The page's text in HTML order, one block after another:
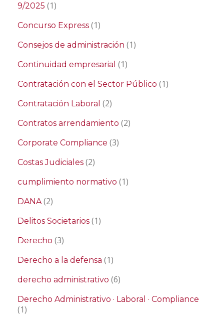
9/2025 (1)
Concurso Express (1)
Consejos de administración (1)
Continuidad empresarial (1)
Contratación con el Sector Público (1)
Contratación Laboral (2)
Contratos arrendamiento (2)
Corporate Compliance (3)
Costas Judiciales (2)
cumplimiento normativo (1)
DANA(2)
Delitos Societarios (1)
Derecho (3)
Derecho a la defensa (1)
derecho administrativo (6)
Derecho Administrativo · Laboral · Compliance
(1)